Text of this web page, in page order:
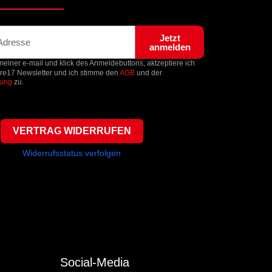
Jetzt
anmelden
e-mail und klick des Anmeldebuttons, aktzeptiere ich
Newsletter und ich stimme den AGB und der
zu.
VERTRAG WIDERRUFEN
Widerrufsstatus verfolgen
Social-Media